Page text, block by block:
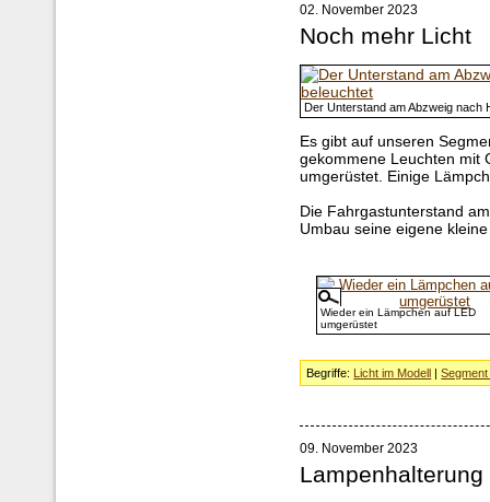
02. November 2023
Noch mehr Licht
Der Unterstand am Abzweig nach
Es gibt auf unseren
gekommene Leuchten mit
umgerüstet. Einige
Die Fahrgastunterstand
Umbau seine eigene
Wieder ein Lämpchen auf LED
umgerüstet
Begriffe: Licht im Modell |
09. November 2023
Lampenhalterung